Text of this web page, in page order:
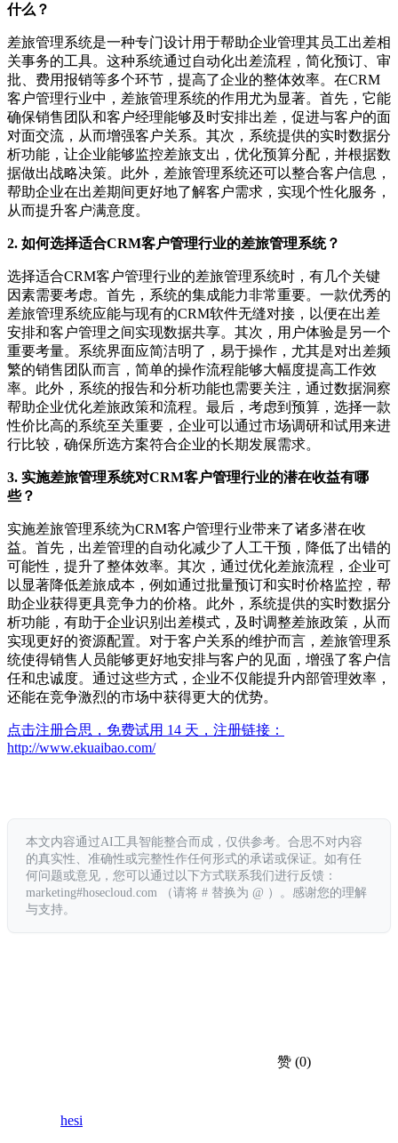
什么？
差旅管理系统是一种专门设计用于帮助企业管理其员工出差相
关事务的工具。这种系统通过自动化出差流程，简化预订、审
批、费用报销等多个环节，提高了企业的整体效率。在CRM
客户管理行业中，差旅管理系统的作用尤为显著。首先，它能
确保销售团队和客户经理能够及时安排出差，促进与客户的面
对面交流，从而增强客户关系。其次，系统提供的实时数据分
析功能，让企业能够监控差旅支出，优化预算分配，并根据数
据做出战略决策。此外，差旅管理系统还可以整合客户信息，
帮助企业在出差期间更好地了解客户需求，实现个性化服务，
从而提升客户满意度。
2. 如何选择适合CRM客户管理行业的差旅管理系统？
选择适合CRM客户管理行业的差旅管理系统时，有几个关键
因素需要考虑。首先，系统的集成能力非常重要。一款优秀的
差旅管理系统应能与现有的CRM软件无缝对接，以便在出差
安排和客户管理之间实现数据共享。其次，用户体验是另一个
重要考量。系统界面应简洁明了，易于操作，尤其是对出差频
繁的销售团队而言，简单的操作流程能够大幅度提高工作效
率。此外，系统的报告和分析功能也需要关注，通过数据洞察
帮助企业优化差旅政策和流程。最后，考虑到预算，选择一款
性价比高的系统至关重要，企业可以通过市场调研和试用来进
行比较，确保所选方案符合企业的长期发展需求。
3. 实施差旅管理系统对CRM客户管理行业的潜在收益有哪
些？
实施差旅管理系统为CRM客户管理行业带来了诸多潜在收
益。首先，出差管理的自动化减少了人工干预，降低了出错的
可能性，提升了整体效率。其次，通过优化差旅流程，企业可
以显著降低差旅成本，例如通过批量预订和实时价格监控，帮
助企业获得更具竞争力的价格。此外，系统提供的实时数据分
析功能，有助于企业识别出差模式，及时调整差旅政策，从而
实现更好的资源配置。对于客户关系的维护而言，差旅管理系
统使得销售人员能够更好地安排与客户的见面，增强了客户信
任和忠诚度。通过这些方式，企业不仅能提升内部管理效率，
还能在竞争激烈的市场中获得更大的优势。
点击注册合思，免费试用 14 天，注册链接：
http://www.ekuaibao.com/
本文内容通过AI工具智能整合而成，仅供参考。合思不对内容
的真实性、准确性或完整性作任何形式的承诺或保证。如有任
何问题或意见，您可以通过以下方式联系我们进行反馈：
marketing#hosecloud.com （请将 # 替换为 @ ）。感谢您的理解
与支持。
赞 (0)
hesi